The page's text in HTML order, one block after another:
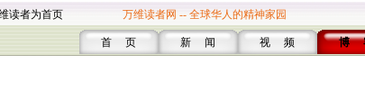
读者为首页 万维读者网 -- 全球华人的精神家园
首 页 新 闻 视 频 博